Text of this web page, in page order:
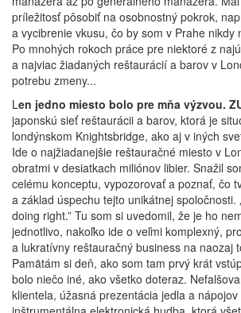
príležitosť pôsobiť na osobnostný pokrok,
a vycibrenie vkusu, čo by som v Prahe nikdy
Po mnohých rokoch práce pre niektoré z
a najviac žiadaných reštaurácií a barov v
potrebu zmeny...
Len jedno miesto bolo pre mňa výzvou.
japonskú sieť reštaurácii a barov, ktorá je
londýnskom Knightsbridge, ako aj v iných
Ide o najžiadanejšie reštauračné miesto v
obratmi v desiatkach miliónov libier. Snažil
celému konceptu, vypozorovať a poznať, čo
a základ úspechu tejto unikátnej spoločnosti.
doing right.” Tu som si uvedomil, že je ho
jednotlivo, nakoľko ide o veľmi komplexný,
a lukratívny reštauračný business na naozaj
Pamätám si deň, ako som tam prvý krát
bolo niečo iné, ako všetko doteraz.
klientela, úžasná prezentácia jedla a